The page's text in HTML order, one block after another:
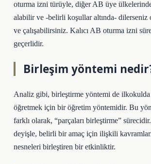
oturma izni türüyle, diğer AB üye
alabilir ve -belirli koşullar altında- dilerseniz
ve çalışabilirsiniz. Kalıcı AB oturma izni
geçerlidir.
Birleşim yöntemi
Analiz gibi, birleştirme yöntemi de ilkokulda
öğretmek için bir öğretim yöntemidir. Bu
farklı olarak, “parçaları birleştirme”
deyişle, belirli bir amaç için ilişkili
nesneleri birleştiren bir etkinliktir.